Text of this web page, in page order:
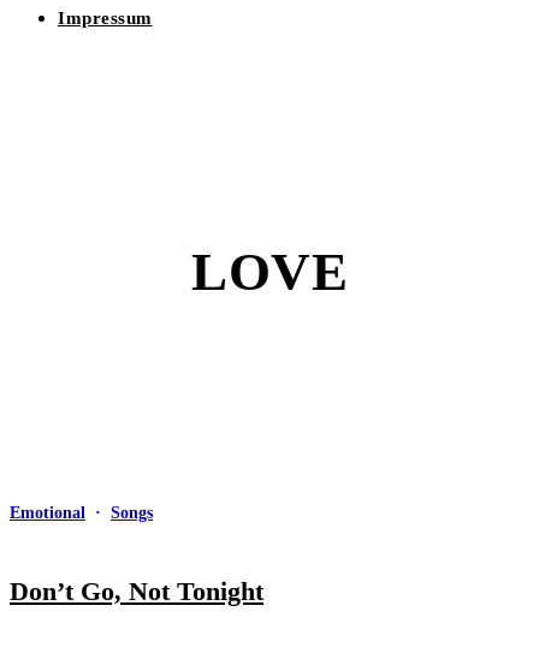
Impressum
LOVE
Emotional · Songs
Don’t Go, Not Tonight